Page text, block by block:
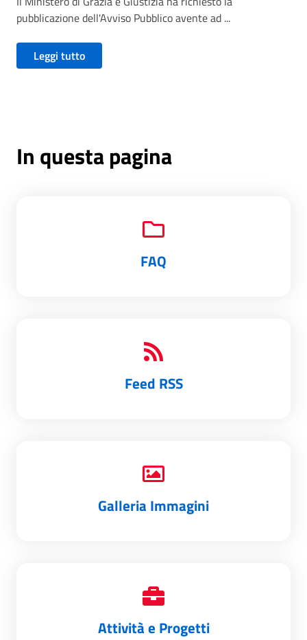
pubblicazione dell'Avviso Pubblico avente ad ...
Leggi tutto
In questa pagina
FAQ
Feed RSS
Galleria Immagini
Attività e Progetti